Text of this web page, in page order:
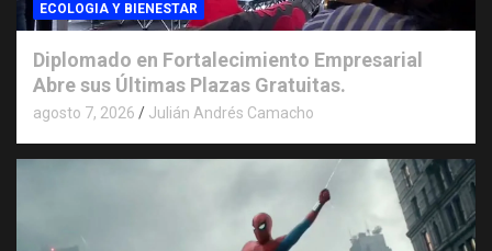
ECOLOGIA Y BIENESTAR
Diplomado en Fortalecimiento Empresarial
Abre sus Últimas Plazas Gratuitas.
agosto 7, 2026 Julián Andrés Camacho